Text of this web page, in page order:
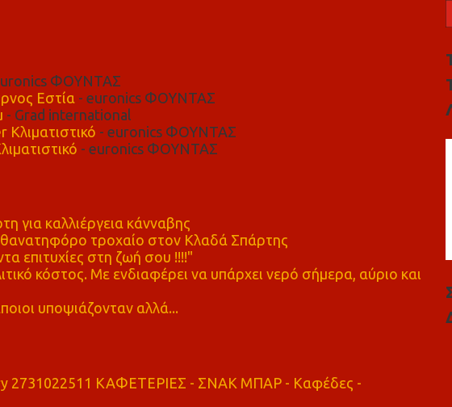
ΦΟΥΝΤΑΣ
Εστία - euronics ΦΟΥΝΤΑΣ
- Grad international
- euronics ΦΟΥΝΤΑΣ
- euronics ΦΟΥΝΤΑΣ
καλλιέργεια κάνναβης
τροχαίο στον Κλαδά Σπάρτης
επιτυχίες στη ζωή σου !!!!"
κόστος. Με ενδιαφέρει να υπάρχει νερό σήμερα, αύριο και
υποψιάζονταν αλλά...
2731022511 ΚΑΦΕΤΕΡΙΕΣ - ΣΝΑΚ ΜΠΑΡ - Καφέδες -